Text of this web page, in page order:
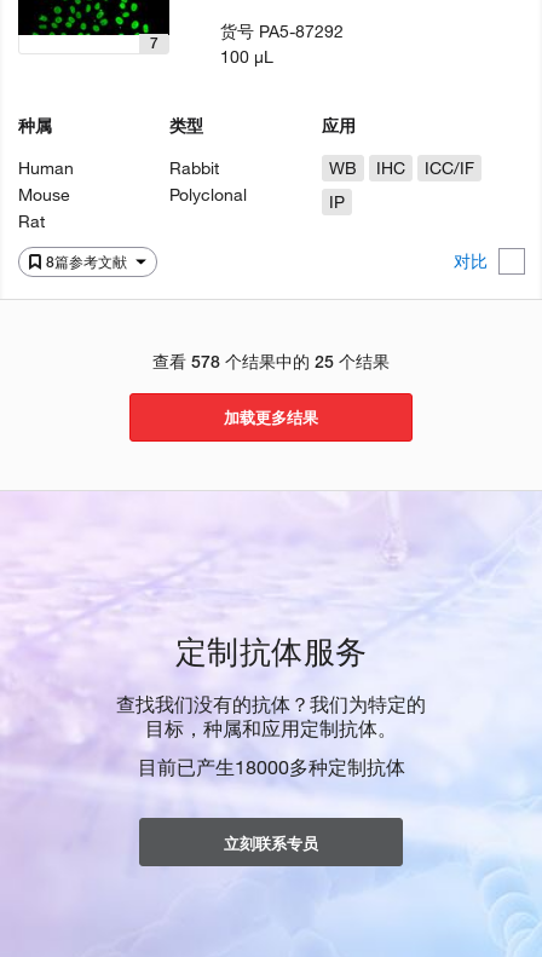
8篇参考文献 对比
7
种属
Human
Mouse
Rat
类型
Rabbit
Polyclonal
应用
WB
IHC
ICC/IF
IP
货号 PA5-87292
100 µL
查看 578 个结果中的 25 个结果
加载更多结果
定制抗体服务
查找我们没有的抗体？我们为特定的
目标，种属和应用定制抗体。
目前已产生18000多种定制抗体
立刻联系专员